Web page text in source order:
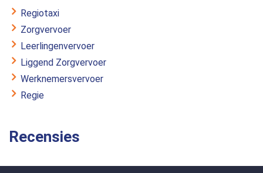
Regiotaxi
Zorgvervoer
Leerlingenvervoer
Liggend Zorgvervoer
Werknemersvervoer
Regie
Recensies